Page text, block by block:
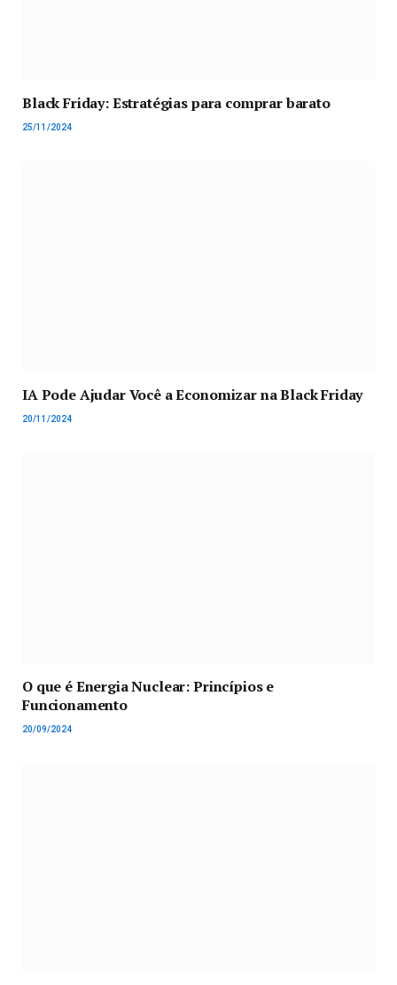
Black Friday: Estratégias para comprar barato
25/11/2024
IA Pode Ajudar Você a Economizar na Black Friday
20/11/2024
O que é Energia Nuclear: Princípios e
Funcionamento
20/09/2024